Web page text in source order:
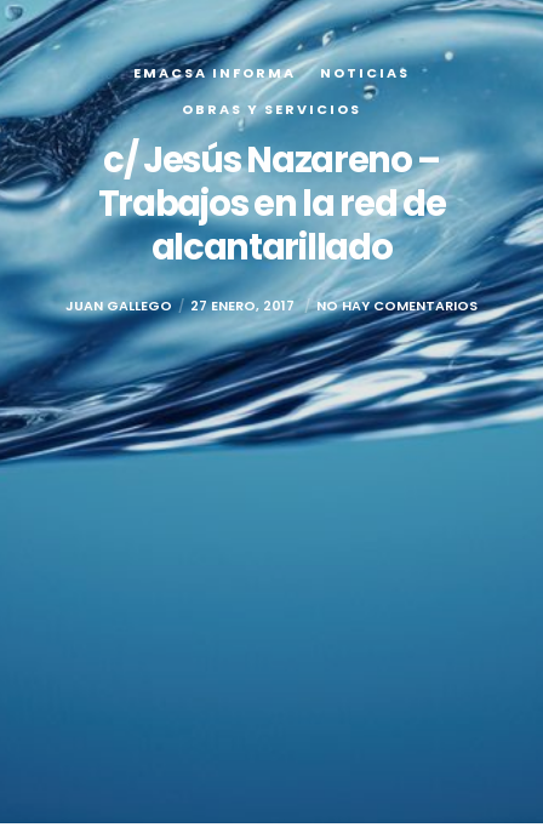
EMACSA INFORMA
NOTICIAS
OBRAS Y SERVICIOS
c/ Jesús Nazareno –
Trabajos en la red de
alcantarillado
JUAN GALLEGO 27 ENERO, 2017 NO HAY COMENTARIOS